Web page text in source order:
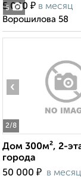
5
5 000 ₽ в месяц
Ворошилова 58
2/8
‹
Дом 300м², 2-
города
50 000 ₽ в месяц